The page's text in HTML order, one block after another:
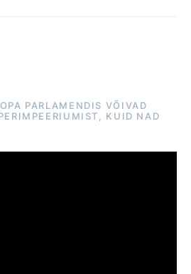
PARLAMENDIS VÕIVAD
KUID NAD